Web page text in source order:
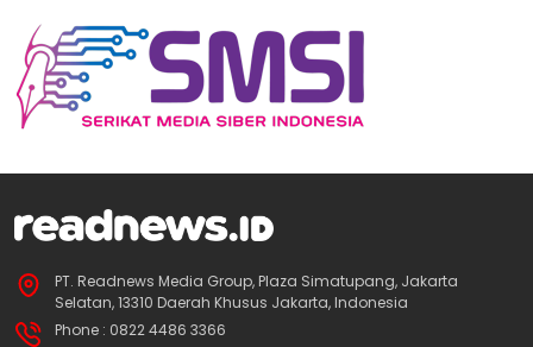
PT. Readnews Media Group, Plaza Simatupang, Jakarta
Selatan, 13310 Daerah Khusus Jakarta, Indonesia
Phone : 0822 4486 3366